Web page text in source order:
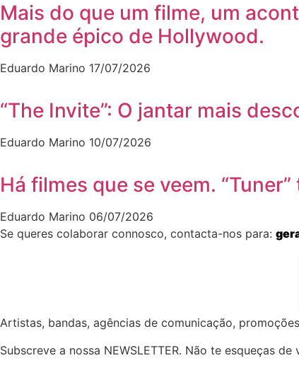
Mais do que um filme, um
grande épico de Hollywood.
Eduardo Marino 17/07/2026
“The Invite”: O jantar mais
Eduardo Marino 10/07/2026
Há filmes que se veem.
Eduardo Marino 06/07/2026
Se queres colaborar connosco, contacta-nos para:
Artistas, bandas, agências de comunicação,
Subscreve a nossa NEWSLETTER. Não te esqueças